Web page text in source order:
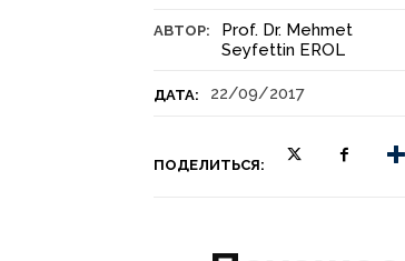
АВТОР:
Prof. Dr. Mehmet
Seyfettin EROL
ДАТА: 22/09/2017
ПОДЕЛИТЬСЯ: